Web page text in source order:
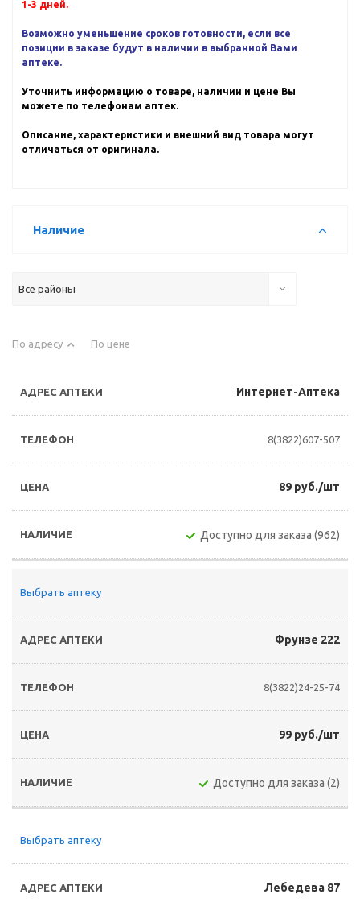
1-3 дней.
Возможно уменьшение сроков готовности, если все
позиции в заказе будут в наличии в выбранной Вами
аптеке.
Уточнить информацию о товаре, наличии и цене Вы
можете по телефонам аптек.
Описание, характеристики и внешний вид товара могут
отличаться от оригинала.
Наличие
Все районы
По адресу По цене
Интернет-Аптека
8(3822)607-507
89 руб./шт
Доступно для заказа (962)
Выбрать аптеку
Фрунзе 222
8(3822)24-25-74
99 руб./шт
Доступно для заказа (2)
Выбрать аптеку
Лебедева 87